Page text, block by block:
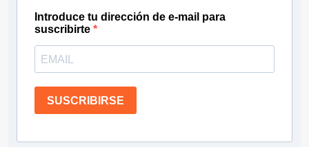
Introduce tu dirección de e-mail para
suscribirte
SUSCRIBIRSE